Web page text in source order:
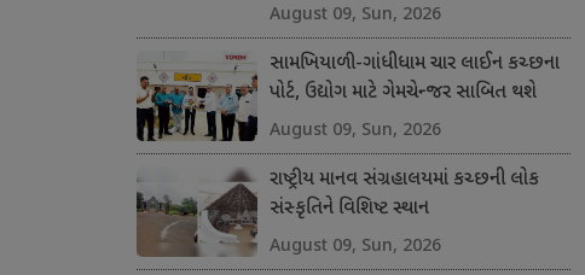
August 09, Sun, 2026
સામખિયાળી-ગાંધીધામ ચાર લાઈન કચ્છના
પોર્ટ, ઉદ્યોગ માટે ગેમચેન્જર સાબિત થશે
August 09, Sun, 2026
રાષ્ટ્રીય માનવ સંગ્રહાલયમાં કચ્છની લોક
સંસ્કૃતિને વિશિષ્ટ સ્થાન
August 09, Sun, 2026